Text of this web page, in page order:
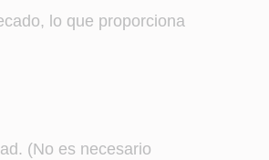
lo que proporciona
(No es necesario